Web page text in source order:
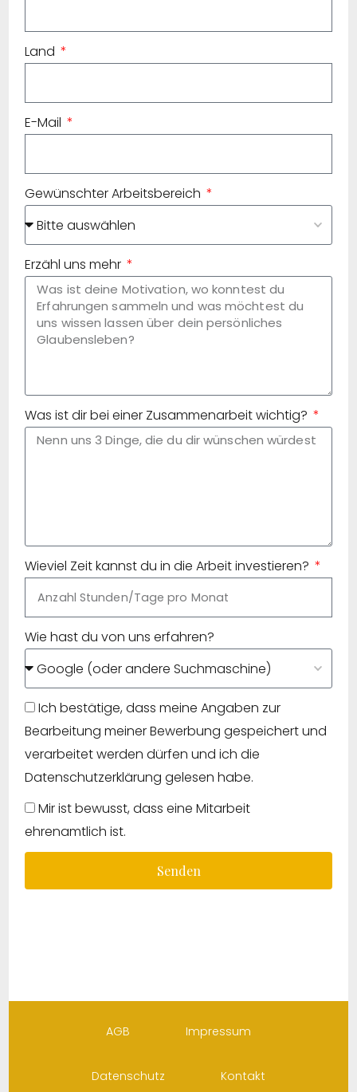
Land
E-Mail
Gewünschter Arbeitsbereich
Erzähl uns mehr
Was ist dir bei einer Zusammenarbeit wichtig?
Wieviel Zeit kannst du in die Arbeit investieren?
Wie hast du von uns erfahren?
Ich bestätige, dass meine Angaben zur
Bearbeitung meiner Bewerbung gespeichert und
verarbeitet werden dürfen und ich die
Datenschutzerklärung gelesen habe.
Mir ist bewusst, dass eine Mitarbeit
ehrenamtlich ist.
Senden
AGB Impressum
Datenschutz Kontakt